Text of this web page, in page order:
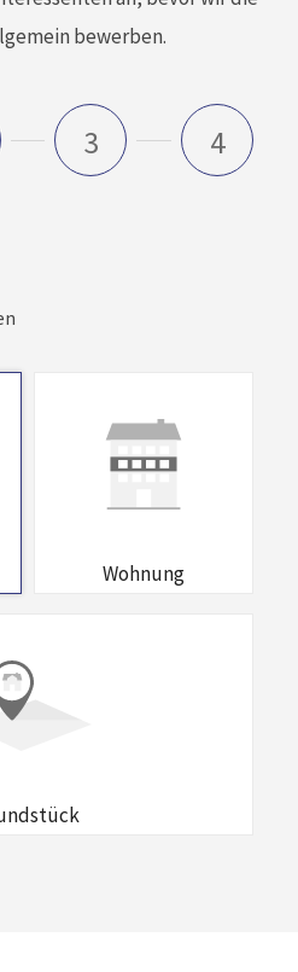
bewerben.
3 4
Wohnung